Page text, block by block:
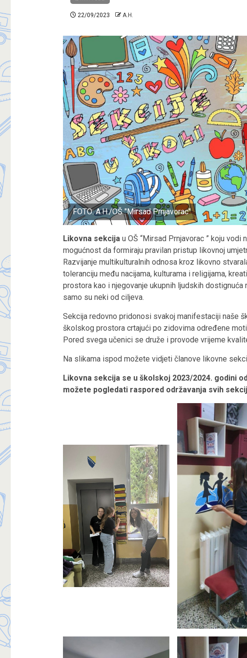
22/09/2023 A.H.
FOTO: A.H./OŠ "Mirsad Prnjavorac"
Likovna sekcija u OŠ “Mirsad Prnjavorac ” koju vodi
mogućnost da formiraju pravilan pristup likovnoj
Razvijanje multikulturalnih odnosa kroz likovno
toleranciju među nacijama, kulturama i religijama,
prostora kao i njegovanje ukupnih ljudskih
samo su neki od ciljeva.
Sekcija redovno pridonosi svakoj manifestaciji naše
školskog prostora crtajući po zidovima određene
Pored svega učenici se druže i provode vrijeme
Na slikama ispod možete vidjeti članove likovne
Likovna sekcija se u školskoj 2023/2024. godini
možete pogledati raspored održavanja svih